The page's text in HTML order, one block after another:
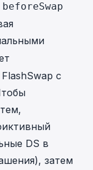
beforeSwap
с
DS в
затем